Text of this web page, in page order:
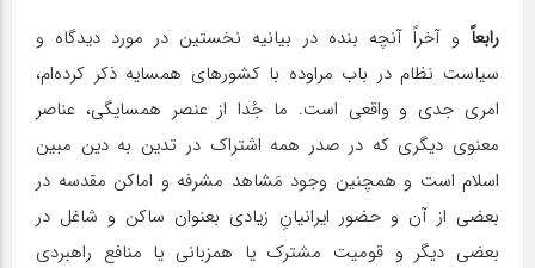
رابعاً و آخراً آنچه بنده در بیانیه نخستین در مورد دیدگاه و
سیاست نظام در باب مراوده با کشورهای همسایه ذکر کرده‌ام،
امری جدی و واقعی است. ما جُدا از عنصر همسایگی، عناصر
معنوی دیگری که در صدر همه اشتراک در تدین به دین مبین
اسلام است و همچنین وجود مَشاهد مشرفه و اماکن مقدسه در
بعضی از آن و حضور ایرانیانِ زیادی بعنوان ساکن و شاغل در
بعضی دیگر و قومیت مشترک یا همزبانی یا منافع راهبردی